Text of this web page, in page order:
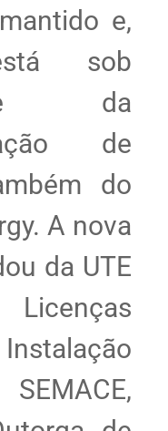
e,
sob
da
de
do
A nova
da UTE